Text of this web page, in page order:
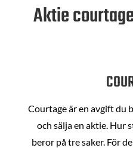
Aktie
Courtage är en avgift du
och sälja en aktie. Hur
beror på tre saker. För